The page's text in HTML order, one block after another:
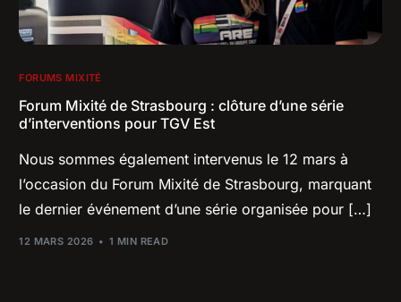
FORUMS MIXITÉ
Forum Mixité de Strasbourg : clôture d’une série
d’interventions pour TGV Est
Nous sommes également intervenus le 12 mars à
l’occasion du Forum Mixité de Strasbourg, marquant
le dernier événement d’une série organisée pour […]
12 MARS 2026 1 MIN READ